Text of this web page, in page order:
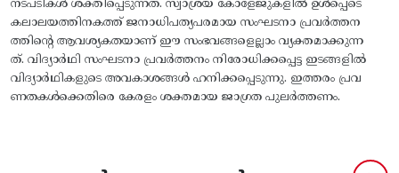
നടപടികൾ ശക്തിപ്പെടുന്നത്. സ്വാശ്രയ കോളേജുകളിൽ ഉൾപ്പെടെ
കലാലയത്തിനകത്ത് ജനാധിപത്യപരമായ സംഘടനാ പ്രവർത്തന
ത്തിന്റെ ആവശ്യകതയാണ് ഈ സംഭവങ്ങളെല്ലാം വ്യക്തമാക്കുന്ന
ത്. വിദ്യാർഥി സംഘടനാ പ്രവർത്തനം നിരോധിക്കപ്പെട്ട ഇടങ്ങളിൽ
വിദ്യാർഥികളുടെ അവകാശങ്ങൾ ഹനിക്കപ്പെടുന്നു. ഇത്തരം പ്രവ
ണതകൾക്കെതിരെ കേരളം ശക്തമായ ജാഗ്രത പുലർത്തണം.